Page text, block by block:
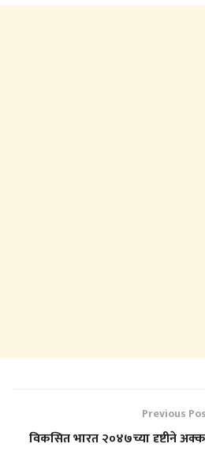
Previous
विकसित भारत २०४७च्या दृष्टीने